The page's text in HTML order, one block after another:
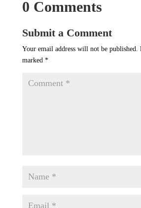
0 Comments
Submit a Comment
Your email address will not be published.
marked *